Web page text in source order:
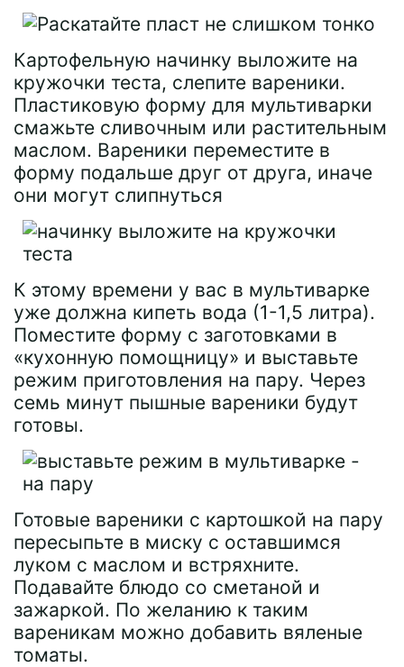
Картофельную начинку выложите на
кружочки теста, слепите вареники.
Пластиковую форму для мультиварки
смажьте сливочным или растительным
маслом. Вареники переместите в
форму подальше друг от друга, иначе
они могут слипнуться
К этому времени у вас в мультиварке
уже должна кипеть вода (1-1,5 литра).
Поместите форму с заготовками в
«кухонную помощницу» и выставьте
режим приготовления на пару. Через
семь минут пышные вареники будут
готовы.
Готовые вареники с картошкой на пару
пересыпьте в миску с оставшимся
луком с маслом и встряхните.
Подавайте блюдо со сметаной и
зажаркой. По желанию к таким
вареникам можно добавить вяленые
томаты.